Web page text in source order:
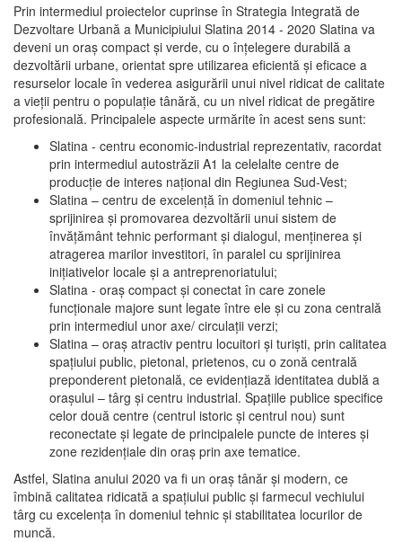
Prin intermediul proiectelor cuprinse în Strategia Integrată de
Dezvoltare Urbană a Municipiului Slatina 2014 - 2020 Slatina va
deveni un oraş compact şi verde, cu o înţelegere durabilă a
dezvoltării urbane, orientat spre utilizarea eficientă şi eficace a
resurselor locale în vederea asigurării unui nivel ridicat de calitate
a vieţii pentru o populaţie tânără, cu un nivel ridicat de pregătire
profesională. Principalele aspecte urmărite în acest sens sunt:
Slatina - centru economic-industrial reprezentativ, racordat
prin intermediul autostrăzii A1 la celelalte centre de
producţie de interes naţional din Regiunea Sud-Vest;
Slatina – centru de excelenţă în domeniul tehnic –
sprijinirea şi promovarea dezvoltării unui sistem de
învăţământ tehnic performant şi dialogul, menţinerea şi
atragerea marilor investitori, în paralel cu sprijinirea
iniţiativelor locale şi a antreprenoriatului;
Slatina - oraş compact şi conectat în care zonele
funcţionale majore sunt legate între ele şi cu zona centrală
prin intermediul unor axe/ circulații verzi;
Slatina – oraş atractiv pentru locuitori şi turişti, prin calitatea
spaţiului public, pietonal, prietenos, cu o zonă centrală
preponderent pietonală, ce evidenţiază identitatea dublă a
oraşului – târg şi centru industrial. Spaţiile publice specifice
celor două centre (centrul istoric şi centrul nou) sunt
reconectate şi legate de principalele puncte de interes şi
zone rezidenţiale din oraş prin axe tematice.
Astfel, Slatina anului 2020 va fi un oraş tânăr şi modern, ce
îmbină calitatea ridicată a spaţiului public şi farmecul vechiului
târg cu excelenţa în domeniul tehnic şi stabilitatea locurilor de
muncă.